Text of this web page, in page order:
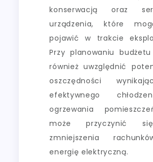
konserwacją oraz
urządzenia, które
pojawić w trakcie
Przy planowaniu
również uwzględnić
oszczędności
efektywnego
ogrzewania
może przyczynić
zmniejszenia
energię elektryczną.